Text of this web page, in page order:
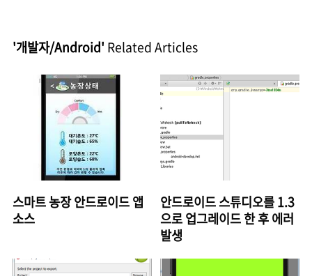
'개발자/Android' Related Articles
스마트 농장 안드로이드 앱
소스
안드로이드 스튜디오를 1.3
으로 업그레이드 한 후 에러
발생